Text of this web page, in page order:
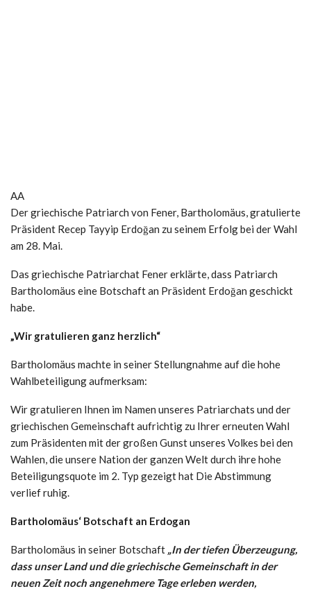
AA
Der griechische Patriarch von Fener, Bartholomäus, gratulierte
Präsident Recep Tayyip Erdoğan zu seinem Erfolg bei der Wahl
am 28. Mai.
Das griechische Patriarchat Fener erklärte, dass Patriarch
Bartholomäus eine Botschaft an Präsident Erdoğan geschickt
habe.
„Wir gratulieren ganz herzlich“
Bartholomäus machte in seiner Stellungnahme auf die hohe
Wahlbeteiligung aufmerksam:
Wir gratulieren Ihnen im Namen unseres Patriarchats und der
griechischen Gemeinschaft aufrichtig zu Ihrer erneuten Wahl
zum Präsidenten mit der großen Gunst unseres Volkes bei den
Wahlen, die unsere Nation der ganzen Welt durch ihre hohe
Beteiligungsquote im 2. Typ gezeigt hat Die Abstimmung
verlief ruhig.
Bartholomäus‘ Botschaft an Erdogan
Bartholomäus in seiner Botschaft „In der tiefen Überzeugung,
dass unser Land und die griechische Gemeinschaft in der
neuen Zeit noch angenehmere Tage erleben werden,